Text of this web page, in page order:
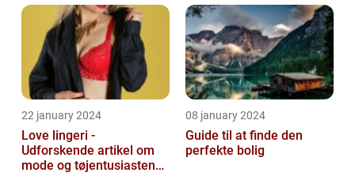
22 january 2024
Love lingeri -
Udforskende artikel om
mode og tøjentusiastens
08 january 2024
Guide til at finde den
perfekte bolig